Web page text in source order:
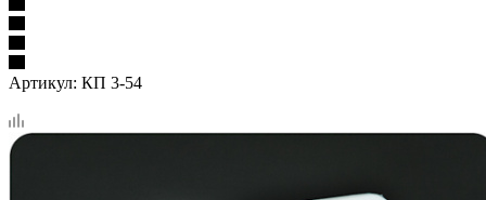
Артикул: КП 3-54